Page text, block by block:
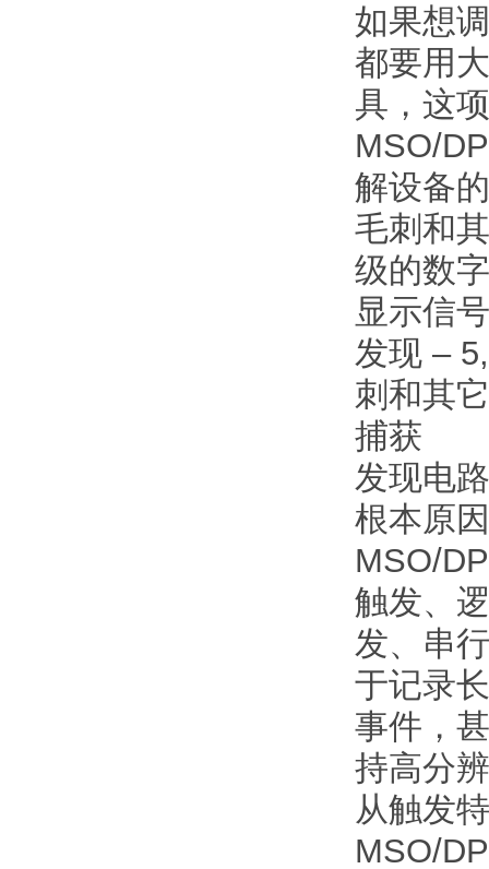
如果想
都要用
具，这
MSO/
解设备
毛刺和
级的数
显示信
发现 –
刺和其
捕获
发现电
根本原
MSO/
触发、
发、串
于记录
事件，
持高分
从触发
MSO/